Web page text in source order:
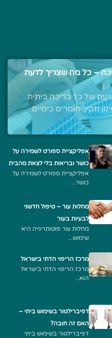
– כל מה שצריך לדעת
של כל בריכה ביתית.
תקין, חומרים כימיים
אפליקציית ספורט לשמירה על
כושר ובריאות בלי לצאת מהבית
אפליקציית ספורט לשמירה על
כושר...
מחלות עור – טיפול חדשני
לבעיות בעור
מחלות עור פוטותרפיה היא
שימוש...
מרכז הריפוי הדתי בישראל
מרכז הריפוי הדתי בישראל
הוא...
דפיברילטור בשימוש ביתי –
האם זה חובה?
דפיברילטור בשימוש ביתי